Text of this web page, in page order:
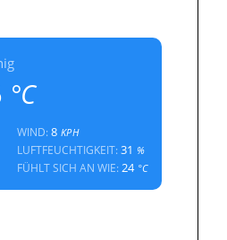
°C
WIND:8 KPH
LUFTFEUCHTIGKEIT:31 %
FÜHLT SICH AN WIE:24°C